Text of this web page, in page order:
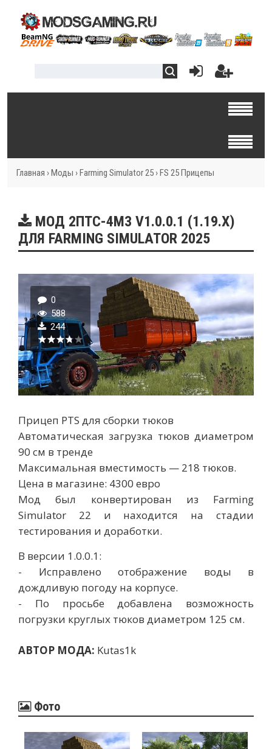
Главная › Моды › Farming Simulator 25 › FS 25 Прицепы
МОД 2ПТС-4М3 V1.0.0.1 (1.19.X)
ДЛЯ FARMING SIMULATOR 2025
0
588
244
Прицеп PTS для сборки тюков
Автоматическая загрузка тюков диаметром
90 см в тренде
Максимальная вместимость — 218 тюков.
Цена в магазине: 4300 евро
Мод был конвертирован из Farming
Simulator 22 и находится на стадии
тестирования и доработки.
В версии 1.0.0.1:
- Исправлено отображение воды в
дождливую погоду на корпусе.
- По просьбе добавлена ​​возможность
погрузки круглых тюков диаметром 125 см.
АВТОР МОДА: Kutas1k
Фото